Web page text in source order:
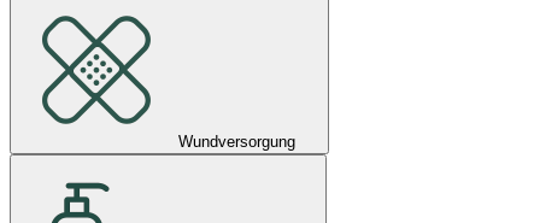
Wundversorgung